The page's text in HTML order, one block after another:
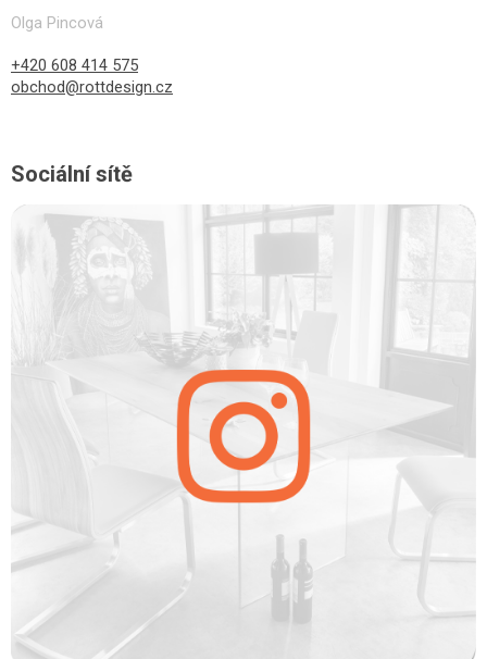
Olga Pincová
+420 608 414 575
obchod@rottdesign.cz
Sociální sítě